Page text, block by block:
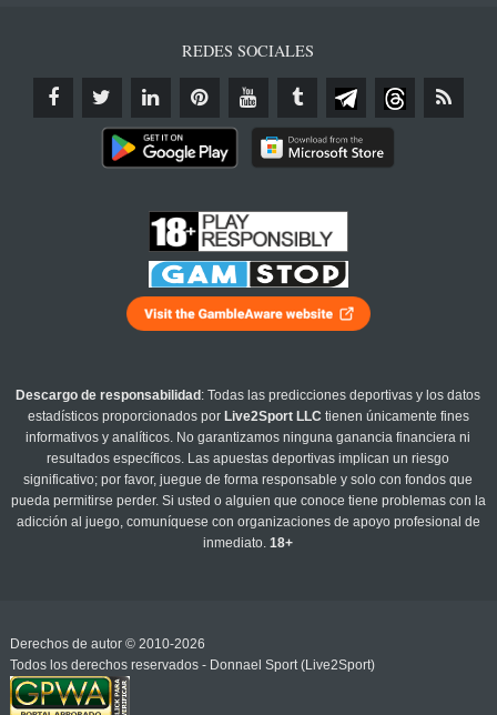
REDES SOCIALES
Descargo de responsabilidad : Todas las predicciones deportivas y los datos
estadísticos proporcionados por Live2Sport LLC tienen únicamente fines
informativos y analíticos. No garantizamos ninguna ganancia financiera ni
resultados específicos. Las apuestas deportivas implican un riesgo
significativo; por favor, juegue de forma responsable y solo con fondos que
pueda permitirse perder. Si usted o alguien que conoce tiene problemas con la
adicción al juego, comuníquese con organizaciones de apoyo profesional de
inmediato.18+
Derechos de autor © 2010-2026
Todos los derechos reservados - Donnael Sport (Live2Sport)